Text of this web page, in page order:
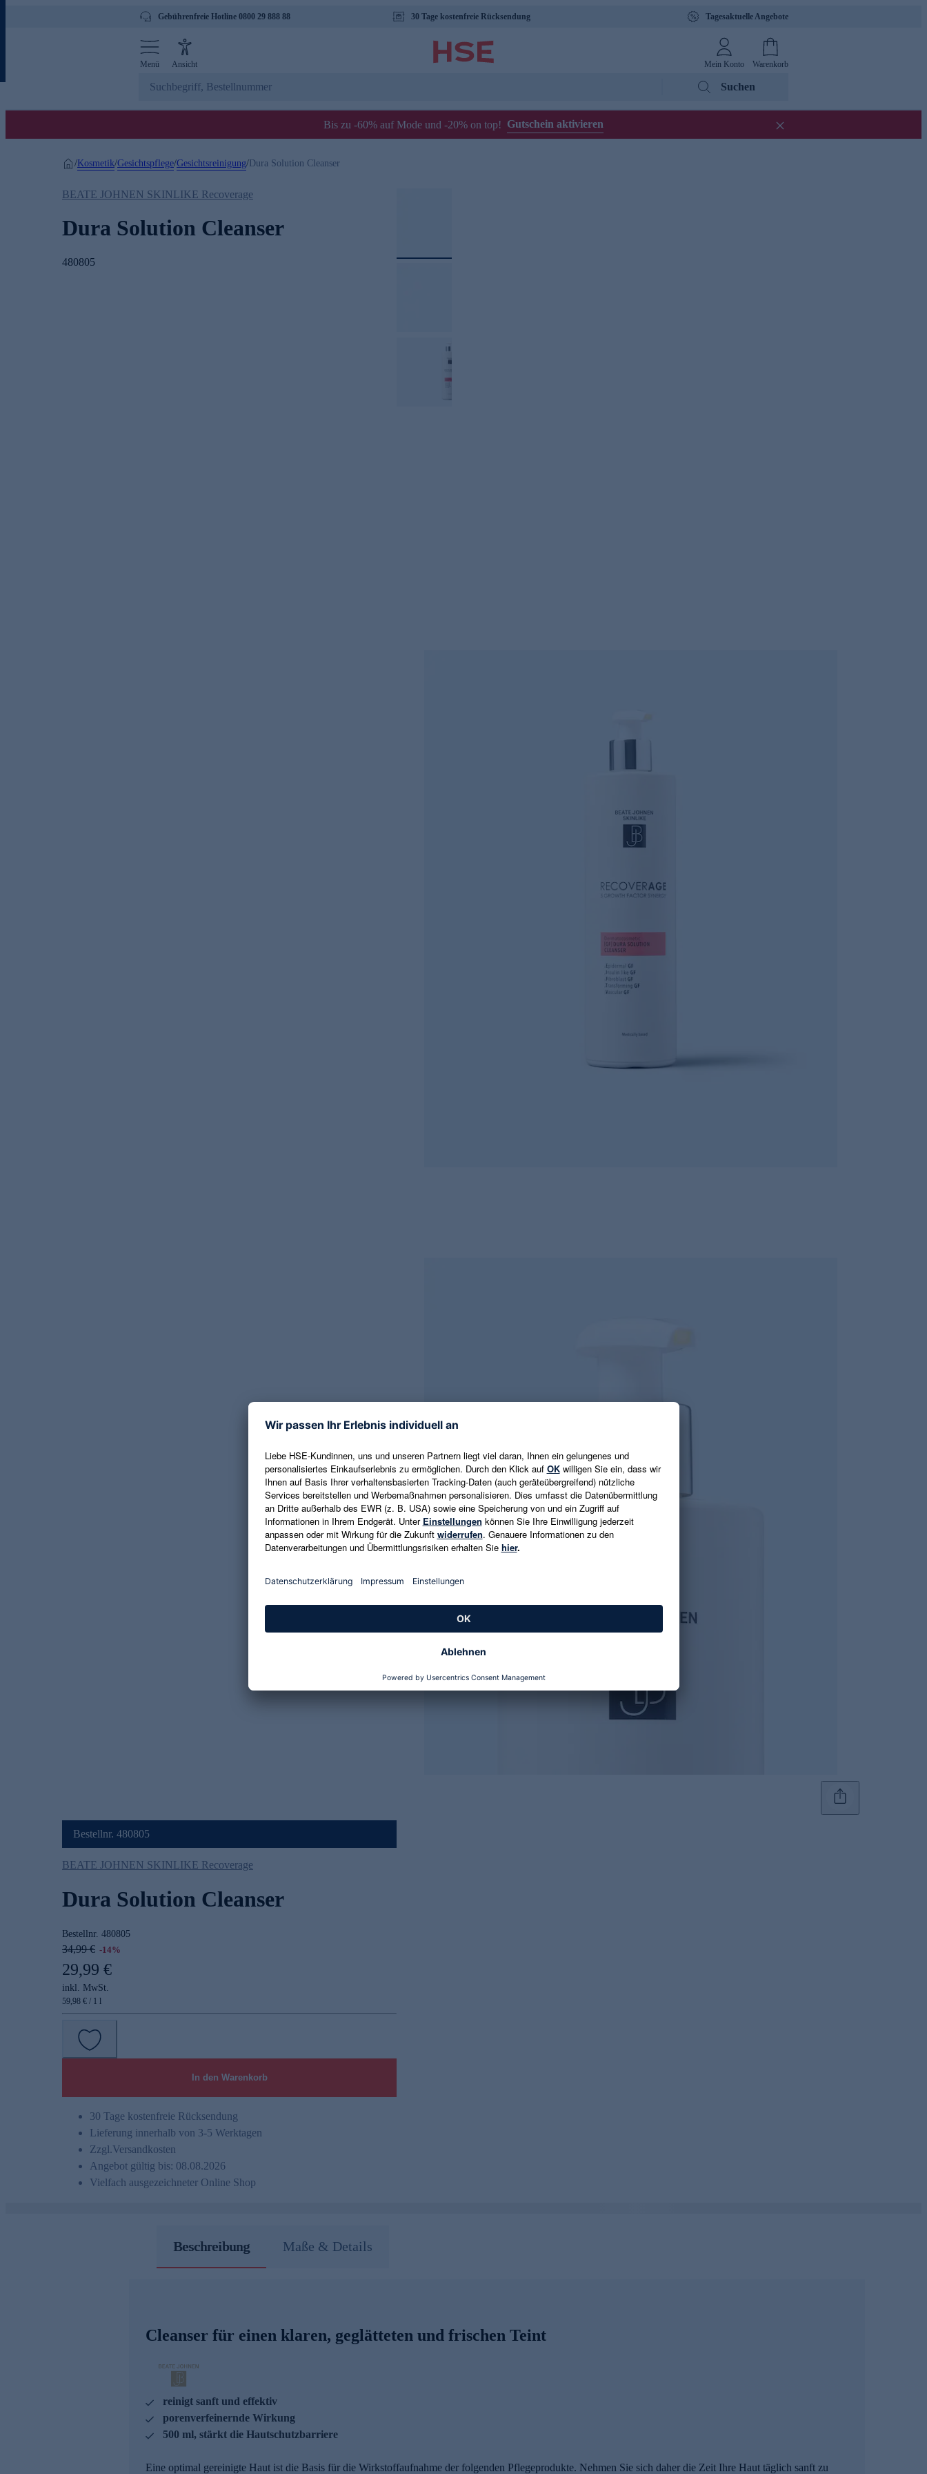
Gebührenfreie Hotline 0800 29 888 88 30 Tage kostenfreie Rücksendung Tagesaktuelle Angebote
Menü Ansicht Mein Konto Warenkorb
Suchen
Bis zu -60% auf Mode und -20% on top! Gutschein aktivieren
/Kosmetik/Gesichtspflege/Gesichtsreinigung/ Dura Solution Cleanser
BEATE JOHNEN SKINLIKE Recoverage
Dura Solution Cleanser
480805
Bestellnr. 480805
BEATE JOHNEN SKINLIKE Recoverage
Dura Solution Cleanser
Bestellnr. 480805
34,99 € -14%
29,99 €
inkl. MwSt.
59,98 € / 1 l
In den Warenkorb
30 Tage kostenfreie Rücksendung
Lieferung innerhalb von 3-5 Werktagen
Zzgl.Versandkosten
Angebot gültig bis: 08.08.2026
Vielfach ausgezeichneter Online Shop
Beschreibung Maße & Details
Cleanser für einen klaren, geglätteten und frischen Teint
reinigt sanft und effektiv
porenverfeinernde Wirkung
500 ml, stärkt die Hautschutzbarriere
Eine optimal gereinigte Haut ist die Basis für die Wirkstoffaufnahme der folgenden Pflegeprodukte. Nehmen Sie sich daher die Zeit Ihre Haut täglich sanft zu